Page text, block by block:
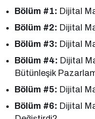
Bölüm #1: Dijital
Bölüm #2: Dijital
Bölüm #3: Dijital
Bölüm #4: Dijital
Bütünleşik
Bölüm #5: Dijital
Bölüm #6: Dijital